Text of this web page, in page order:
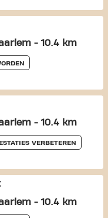
- 10.4 km
- 10.4 km
VERBETEREN
- 10.4 km